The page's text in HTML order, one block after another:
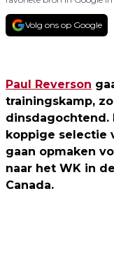
Volg ons op Google
Paul Reverson
trainingskamp,
dinsdagochtend.
koppige selectie
gaan opmaken
naar het WK in
Canada.